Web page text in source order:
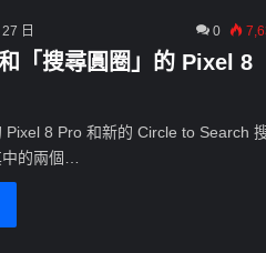
日 0
「搜尋圓圈」的 Pixel 8
Pixel 8 Pro 和新的 Circle to Search
的兩個…